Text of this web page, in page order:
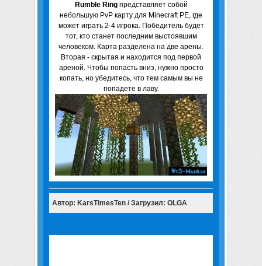
Rumble Ringпредставляет собой
небольшую PvP карту для Minecraft PE, где
может играть 2-4 игрока. Победитель будет
тот, кто станет последним выстоявшим
человеком. Карта разделена на две арены.
Вторая - скрытая и находится под первой
ареной. Чтобы попасть вниз, нужно просто
копать, но убедитесь, что тем самым вы не
попадете в лаву.
Автор: KarsTimesTen / Загрузил: OLGA